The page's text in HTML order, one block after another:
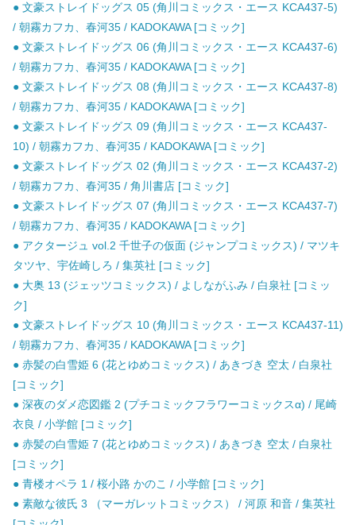
● 文豪ストレイドッグス 05 (角川コミックス・エース KCA437-5)
/ 朝霧カフカ、春河35 / KADOKAWA [コミック]
● 文豪ストレイドッグス 06 (角川コミックス・エース KCA437-6)
/ 朝霧カフカ、春河35 / KADOKAWA [コミック]
● 文豪ストレイドッグス 08 (角川コミックス・エース KCA437-8)
/ 朝霧カフカ、春河35 / KADOKAWA [コミック]
● 文豪ストレイドッグス 09 (角川コミックス・エース KCA437-
10) / 朝霧カフカ、春河35 / KADOKAWA [コミック]
● 文豪ストレイドッグス 02 (角川コミックス・エース KCA437-2)
/ 朝霧カフカ、春河35 / 角川書店 [コミック]
● 文豪ストレイドッグス 07 (角川コミックス・エース KCA437-7)
/ 朝霧カフカ、春河35 / KADOKAWA [コミック]
● アクタージュ vol.2 千世子の仮面 (ジャンプコミックス) / マツキ
タツヤ、宇佐崎しろ / 集英社 [コミック]
● 大奥 13 (ジェッツコミックス) / よしながふみ / 白泉社 [コミッ
ク]
● 文豪ストレイドッグス 10 (角川コミックス・エース KCA437-11)
/ 朝霧カフカ、春河35 / KADOKAWA [コミック]
● 赤髪の白雪姫 6 (花とゆめコミックス) / あきづき 空太 / 白泉社
[コミック]
● 深夜のダメ恋図鑑 2 (プチコミックフラワーコミックスα) / 尾崎
衣良 / 小学館 [コミック]
● 赤髪の白雪姫 7 (花とゆめコミックス) / あきづき 空太 / 白泉社
[コミック]
● 青楼オペラ 1 / 桜小路 かのこ / 小学館 [コミック]
● 素敵な彼氏 3 （マーガレットコミックス） / 河原 和音 / 集英社